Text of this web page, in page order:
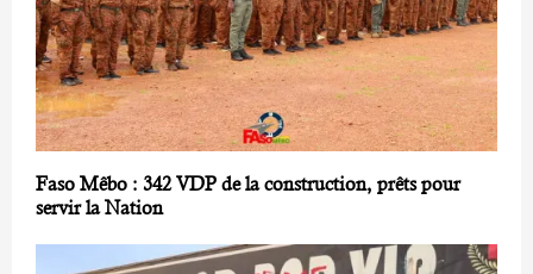
Faso Mêbo : 342 VDP de la construction, prêts pour
servir la Nation